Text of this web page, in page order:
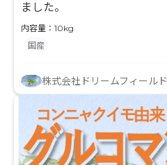
ました。
内容量：10kg
国産
株式会社ドリームフィールド